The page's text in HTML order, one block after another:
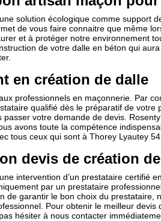
solution écologique comme support
de vous faire connaitre que même
et à protéger notre environnement
de votre dalle en béton qui
en création de dalle
professionnels en maçonnerie. Par
qualifié dès le préparatif de votre
votre demande de devis.
avons toute la compétence
tous ceux qui sont à Thorey Lyautey
devis de création
intervention d’un prestataire certifié
par un prestataire
de garantir le bon choix du prestataire,
Pour obtenir le meilleur
hésiter à nous contacter